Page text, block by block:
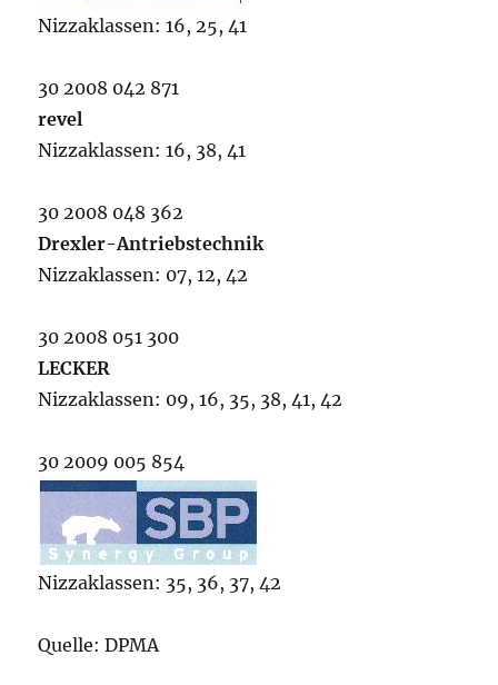
Nizzaklassen: 16, 25, 41
30 2008 042 871
revel
Nizzaklassen: 16, 38, 41
30 2008 048 362
Drexler-Antriebstechnik
Nizzaklassen: 07, 12, 42
30 2008 051 300
LECKER
Nizzaklassen: 09, 16, 35, 38, 41, 42
30 2009 005 854
Nizzaklassen: 35, 36, 37, 42
Quelle: DPMA